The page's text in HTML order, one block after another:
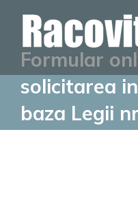
contentFormular
solicitarea
baza Legii